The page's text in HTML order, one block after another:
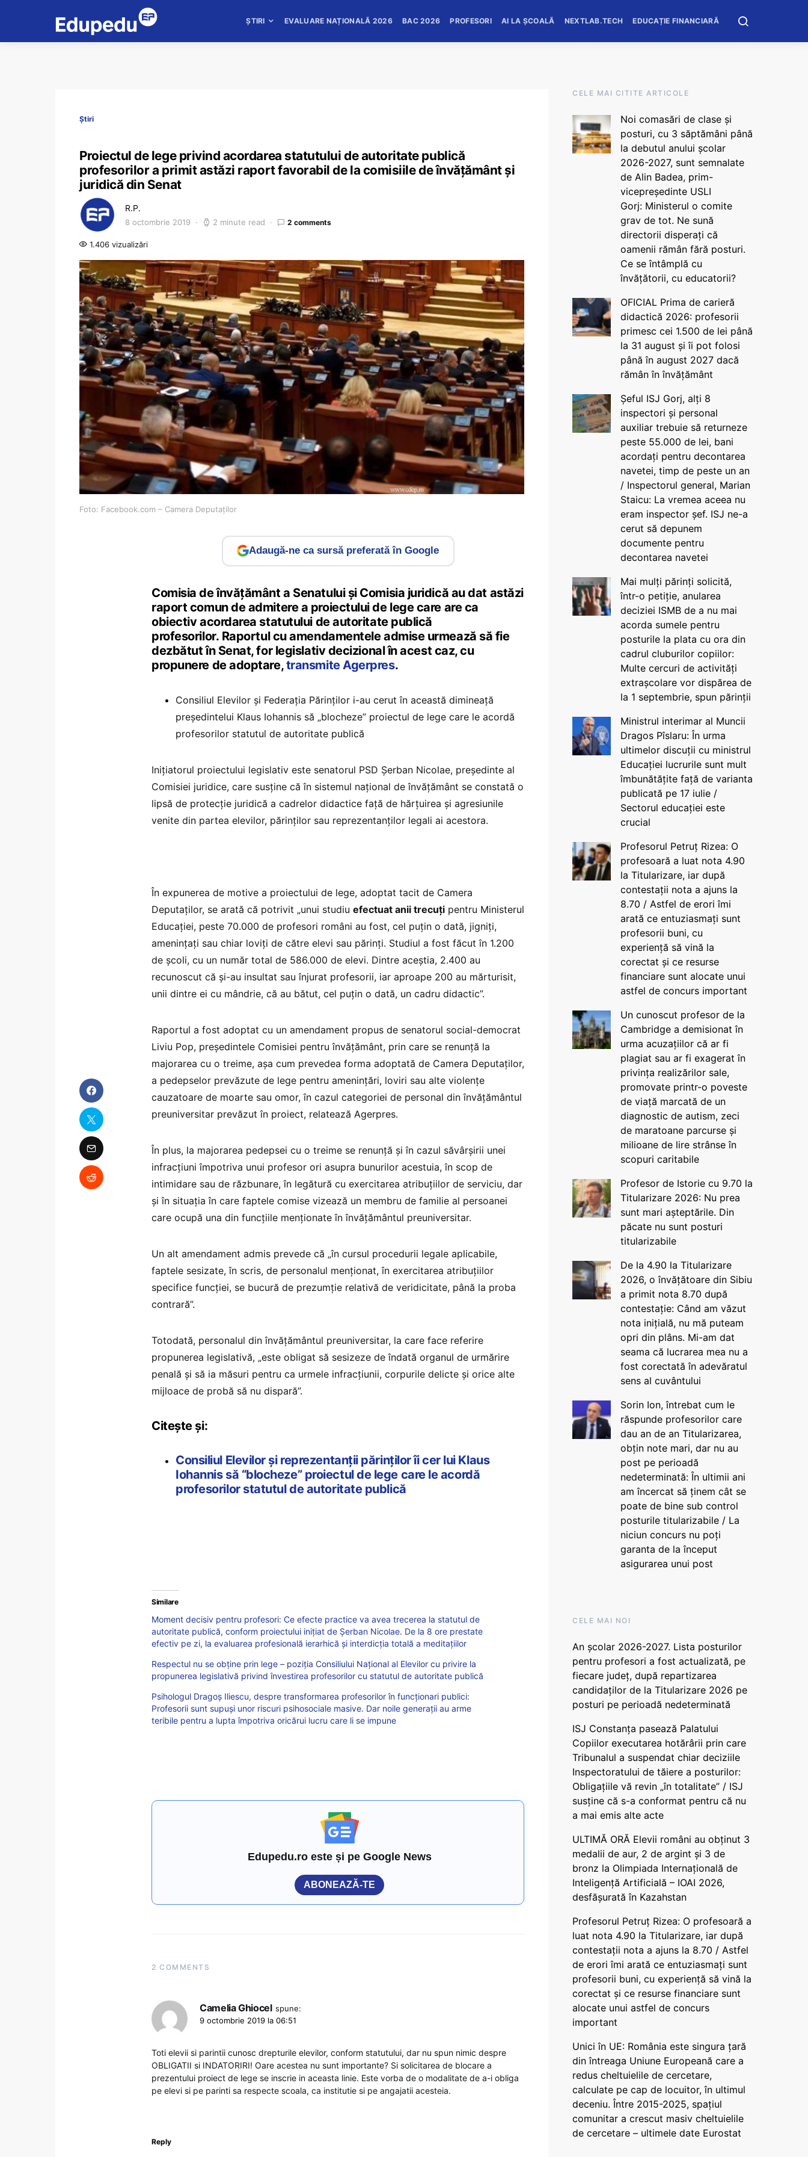
ȘTIRI EVALUARE NAȚIONALĂ 2026 BAC 2026 PROFESORI AI LA ȘCOALĂ NEXTLAB.TECH EDUCAȚIE FINANCIARĂ
Știri
Proiectul de lege privind acordarea statutului de autoritate publică
profesorilor a primit astăzi raport favorabil de la comisiile de învățământ și
juridică din Senat
R.P.
8 octombrie 2019 2 minute read 2 comments
1.406 vizualizări
Foto: Facebook.com – Camera Deputaților
Adaugă-ne ca sursă preferată în Google
Comisia de învățământ a Senatului și Comisia juridică au dat astăzi
raport comun de admitere a proiectului de lege care are ca
obiectiv acordarea statutului de autoritate publică
profesorilor. Raportul cu amendamentele admise urmează să fie
dezbătut în Senat, for legislativ decizional în acest caz, cu
propunere de adoptare,transmite Agerpres.
Consiliul Elevilor și Federația Părinților i-au cerut în această dimineață
președintelui Klaus Iohannis să „blocheze” proiectul de lege care le acordă
profesorilor statutul de autoritate publică
Inițiatorul proiectului legislativ este senatorul PSD Şerban Nicolae, preşedinte al
Comisiei juridice, care susține că în sistemul naţional de învățământ se constată o
lipsă de protecţie juridică a cadrelor didactice faţă de hărţuirea şi agresiunile
venite din partea elevilor, părinţilor sau reprezentanţilor legali ai acestora.
În expunerea de motive a proiectului de lege, adoptat tacit de Camera
Deputaților, se arată că potrivit „unui studiu efectuat anii trecuţi pentru Ministerul
Educaţiei, peste 70.000 de profesori români au fost, cel puţin o dată, jigniţi,
ameninţaţi sau chiar loviţi de către elevi sau părinţi. Studiul a fost făcut în 1.200
de şcoli, cu un număr total de 586.000 de elevi. Dintre aceştia, 2.400 au
recunoscut că şi-au insultat sau înjurat profesorii, iar aproape 200 au mărturisit,
unii dintre ei cu mândrie, că au bătut, cel puţin o dată, un cadru didactic”.
Raportul a fost adoptat cu un amendament propus de senatorul social-democrat
Liviu Pop, preşedintele Comisiei pentru învăţământ, prin care se renunţă la
majorarea cu o treime, aşa cum prevedea forma adoptată de Camera Deputaţilor,
a pedepselor prevăzute de lege pentru ameninţări, loviri sau alte violenţe
cauzatoare de moarte sau omor, în cazul categoriei de personal din învăţământul
preuniversitar prevăzut în proiect, relatează Agerpres.
În plus, la majorarea pedepsei cu o treime se renunţă şi în cazul săvârşirii unei
infracţiuni împotriva unui profesor ori asupra bunurilor acestuia, în scop de
intimidare sau de răzbunare, în legătură cu exercitarea atribuţiilor de serviciu, dar
şi în situaţia în care faptele comise vizează un membru de familie al persoanei
care ocupă una din funcţiile menţionate în învăţământul preuniversitar.
Un alt amendament admis prevede că „în cursul procedurii legale aplicabile,
faptele sesizate, în scris, de personalul menţionat, în exercitarea atribuţiilor
specifice funcţiei, se bucură de prezumţie relativă de veridicitate, până la proba
contrară”.
Totodată, personalul din învăţământul preuniversitar, la care face referire
propunerea legislativă, „este obligat să sesizeze de îndată organul de urmărire
penală şi să ia măsuri pentru ca urmele infracţiunii, corpurile delicte şi orice alte
mijloace de probă să nu dispară”.
Citește și:
Consiliul Elevilor și reprezentanții părinților îi cer lui Klaus
Iohannis să “blocheze” proiectul de lege care le acordă
profesorilor statutul de autoritate publică
Similare
Moment decisiv pentru profesori: Ce efecte practice va avea trecerea la statutul de
autoritate publică, conform proiectului inițiat de Șerban Nicolae. De la 8 ore prestate
efectiv pe zi, la evaluarea profesională ierarhică și interdicția totală a meditațiilor
Respectul nu se obține prin lege – poziția Consiliului Național al Elevilor cu privire la
propunerea legislativă privind învestirea profesorilor cu statutul de autoritate publică
Psihologul Dragoș Iliescu, despre transformarea profesorilor în funcționari publici:
Profesorii sunt supuși unor riscuri psihosociale masive. Dar noile generații au arme
teribile pentru a lupta împotriva oricărui lucru care li se impune
Edupedu.ro este și pe Google News
ABONEAZĂ-TE
2 COMMENTS
Camelia Ghiocel spune:
9 octombrie 2019 la 06:51
Toti elevii si parintii cunosc drepturile elevilor, conform statutului, dar nu spun nimic despre
OBLIGATII si INDATORIRI! Oare acestea nu sunt importante? Si solicitarea de blocare a
prezentului proiect de lege se inscrie in aceasta linie. Este vorba de o modalitate de a-i obliga
pe elevi si pe parinti sa respecte scoala, ca institutie si pe angajatii acesteia.
Reply
CELE MAI CITITE ARTICOLE
Noi comasări de clase și
posturi, cu 3 săptămâni până
la debutul anului școlar
2026-2027, sunt semnalate
de Alin Badea, prim-
vicepreședinte USLI
Gorj: Ministerul o comite
grav de tot. Ne sună
directorii disperați că
oamenii rămân fără posturi.
Ce se întâmplă cu
învățătorii, cu educatorii?
OFICIAL Prima de carieră
didactică 2026: profesorii
primesc cei 1.500 de lei până
la 31 august și îi pot folosi
până în august 2027 dacă
rămân în învățământ
Șeful ISJ Gorj, alți 8
inspectori și personal
auxiliar trebuie să returneze
peste 55.000 de lei, bani
acordați pentru decontarea
navetei, timp de peste un an
/ Inspectorul general, Marian
Staicu: La vremea aceea nu
eram inspector șef. ISJ ne-a
cerut să depunem
documente pentru
decontarea navetei
Mai mulți părinți solicită,
într-o petiție, anularea
deciziei ISMB de a nu mai
acorda sumele pentru
posturile la plata cu ora din
cadrul cluburilor copiilor:
Multe cercuri de activități
extrașcolare vor dispărea de
la 1 septembrie, spun părinții
Ministrul interimar al Muncii
Dragos Pîslaru: În urma
ultimelor discuții cu ministrul
Educației lucrurile sunt mult
îmbunătățite față de varianta
publicată pe 17 iulie /
Sectorul educației este
crucial
Profesorul Petruț Rizea: O
profesoară a luat nota 4.90
la Titularizare, iar după
contestații nota a ajuns la
8.70 / Astfel de erori îmi
arată ce entuziasmați sunt
profesorii buni, cu
experiență să vină la
corectat și ce resurse
financiare sunt alocate unui
astfel de concurs important
Un cunoscut profesor de la
Cambridge a demisionat în
urma acuzațiilor că ar fi
plagiat sau ar fi exagerat în
privința realizărilor sale,
promovate printr-o poveste
de viață marcată de un
diagnostic de autism, zeci
de maratoane parcurse și
milioane de lire strânse în
scopuri caritabile
Profesor de Istorie cu 9.70 la
Titularizare 2026: Nu prea
sunt mari așteptările. Din
păcate nu sunt posturi
titularizabile
De la 4.90 la Titularizare
2026, o învățătoare din Sibiu
a primit nota 8.70 după
contestație: Când am văzut
nota inițială, nu mă puteam
opri din plâns. Mi-am dat
seama că lucrarea mea nu a
fost corectată în adevăratul
sens al cuvântului
Sorin Ion, întrebat cum le
răspunde profesorilor care
dau an de an Titularizarea,
obțin note mari, dar nu au
post pe perioadă
nedeterminată: În ultimii ani
am încercat să ținem cât se
poate de bine sub control
posturile titularizabile / La
niciun concurs nu poți
garanta de la început
asigurarea unui post
CELE MAI NOI
An școlar 2026-2027. Lista posturilor
pentru profesori a fost actualizată, pe
fiecare județ, după repartizarea
candidaților de la Titularizare 2026 pe
posturi pe perioadă nedeterminată
ISJ Constanța pasează Palatului
Copiilor executarea hotărârii prin care
Tribunalul a suspendat chiar deciziile
Inspectoratului de tăiere a posturilor:
Obligațiile vă revin „în totalitate” / ISJ
susține că s-a conformat pentru că nu
a mai emis alte acte
ULTIMĂ ORĂ Elevii români au obținut 3
medalii de aur, 2 de argint și 3 de
bronz la Olimpiada Internațională de
Inteligență Artificială – IOAI 2026,
desfășurată în Kazahstan
Profesorul Petruț Rizea: O profesoară a
luat nota 4.90 la Titularizare, iar după
contestații nota a ajuns la 8.70 / Astfel
de erori îmi arată ce entuziasmați sunt
profesorii buni, cu experiență să vină la
corectat și ce resurse financiare sunt
alocate unui astfel de concurs
important
Unici în UE: România este singura țară
din întreaga Uniune Europeană care a
redus cheltuielile de cercetare,
calculate pe cap de locuitor, în ultimul
deceniu. Între 2015-2025, spațiul
comunitar a crescut masiv cheltuielile
de cercetare – ultimele date Eurostat